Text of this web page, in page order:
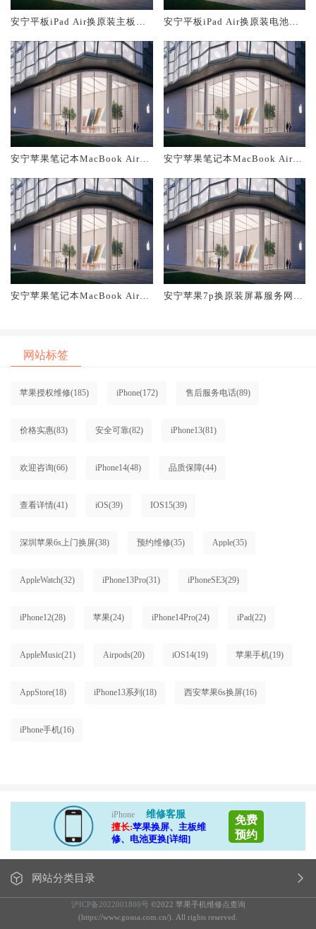
安宁平板iPad Air换原装主板维
安宁平板iPad Air换原装电池维
安宁苹果笔记本MacBook Air换
安宁苹果笔记本MacBook Air换
安宁苹果笔记本MacBook Air换
安宁苹果7p换原装屏幕服务网点
网站标签
苹果授权维修(185) iPhone(172) 售后服务电话(89)
价格实惠(83) 安全可靠(82) iPhone13(81)
欢迎咨询(66) iPhone14(48) 品质保障(44)
查看详情(41) iOS(39) IOS15(39)
深圳苹果6s上门换屏(38) 预约维修(35) Apple(35)
AppleWatch(32) iPhone13Pro(31) iPhoneSE3(29)
iPhone12(28) 苹果(24) iPhone14Pro(24) iPad(22)
AppleMusic(21) Airpods(20) iOS14(19) 苹果手机(19)
AppStore(18) iPhone13系列 (18) 西安苹果6s换屏(16)
iPhone手机(16)
iPhone
维修客服
擅长:苹果换屏、主板维
修、电池更换[详细]
免费
预约
网站分类目录
沪ICP备2022001800号 ©2022 苹果手机维修点查询
(https://www.gosoa.com.cn/). All rights reserved.